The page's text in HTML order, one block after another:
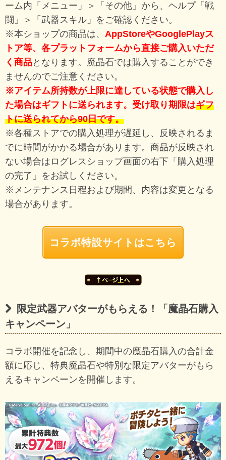
ーム内「メニュー」＞「その他」から、ヘルプ「戦
闘」＞「武器スキル」をご確認ください。
※本ショップの商品は、 AppStoreやGooglePlayス
トア等、各プラットフォームから直接ご購入いただ
く商品となります。魔晶石では購入することができ
ませんのでご注意ください。
※アイテム所持数が上限に達している状態で購入し
た場合はギフトに送られます。受け取り期限はギフ
トに送られてから90日です。
※各種ストアでの購入処理が遅延し、反映されるま
でに時間がかかる場合があります。商品が反映され
ない場合はログレスショップ画面の右下「購入処理
の完了」をお試しください。
※メンテナンス日程および期間、内容は変更となる
場合があります。
コラボ特設サイトはこちら
限定武器アバターがもらえる！「魔晶石購入
キャンペーン」
コラボ開催を記念し、期間中の魔晶石購入の合計金
額に応じ、特典魔晶石や特別な限定アバターがもら
えるキャンペーンを開催します。